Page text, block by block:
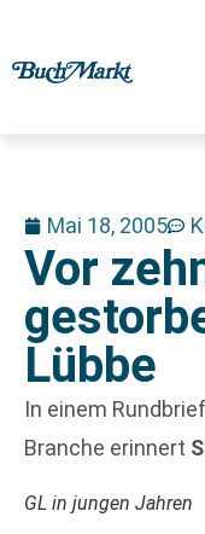
Mai 18, 2005
Vor
Lübbe
In einem
Branche erinnert
GL in jungen Jahren